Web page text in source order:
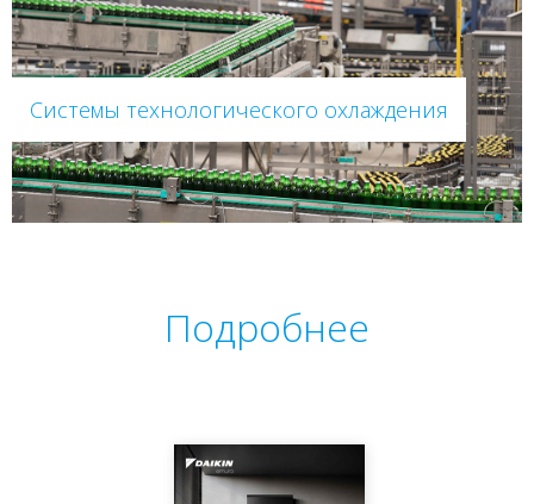
Системы технологического охлаждения
Подробнее